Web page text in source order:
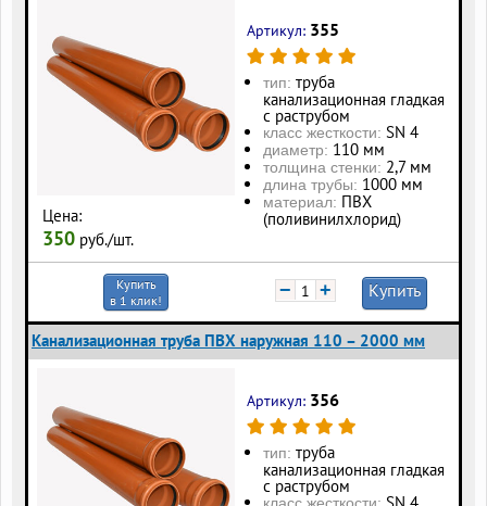
Цена:
350 руб./шт.
Артикул: 355
тип: труба
канализационная гладкая
с раструбом
класс жесткости: SN 4
диаметр: 110 мм
толщина стенки: 2,7 мм
длина трубы: 1000 мм
материал: ПВХ
(поливинилхлорид)
Купить
в 1 клик!
− + Купить
Канализационная труба ПВХ наружная 110 – 2000 мм
Артикул: 356
тип: труба
канализационная гладкая
с раструбом